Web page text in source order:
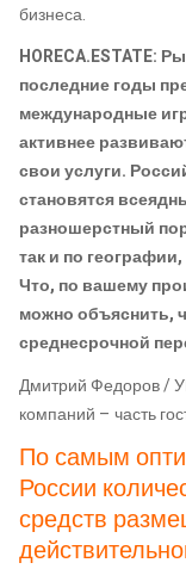
бизнеса.
HORECA.ESTATE:
последние годы
международные
активнее
свои услуги.
становятся
разношерстный
так и по
Что, по вашему
можно объяснить,
среднесрочной
Дмитрий Федоров /
компаний – часть
По самым
России
средств